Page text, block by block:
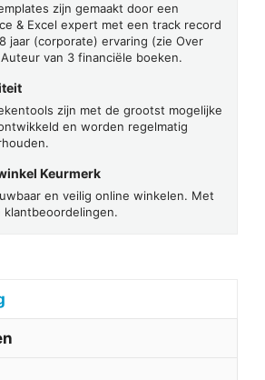
zijn gemaakt door een
& Excel expert met een track record
jaar (corporate) ervaring (zie Over
van 3 financiële boeken.
zijn met de grootst mogelijke
en worden regelmatig
Keurmerk
en veilig online winkelen. Met
klantbeoordelingen.